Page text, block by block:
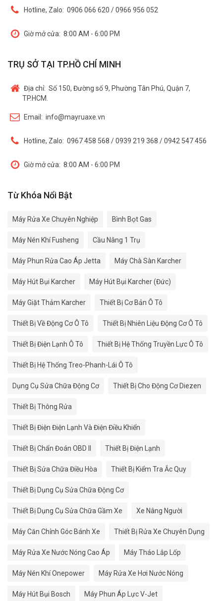
Hotline, Zalo: 0906 066 620 / 0966 956 052
Giờ mở cửa: 8:00 AM - 6:00 PM
TRỤ SỞ TẠI TP.HỒ CHÍ MINH
Địa chỉ: Số 150, Đường số 9, Phường Tân Phú, Quận 7,
TP.HCM.
Email: info@mayruaxe.vn
Hotline, Zalo: 0967 458 568 / 0939 219 368 / 0942 547 456
Giờ mở cửa: 8:00 AM - 6:00 PM
Từ Khóa Nổi Bật
Máy Rửa Xe Chuyên Nghiệp Bình Bọt Gas
Máy Nén Khí Fusheng Cầu Nâng 1 Trụ
Máy Phun Rửa Cao Áp Jetta Máy Chà Sàn Karcher
Máy Hút Bụi Karcher Máy Hút Bụi Karcher (Đức)
Máy Giặt Thảm Karcher Thiết Bị Cơ Bản Ô Tô
Thiết Bị Về Động Cơ Ô Tô Thiết Bị Nhiên Liệu Động Cơ Ô Tô
Thiết Bị Điện Lạnh Ô Tô Thiết Bị Hệ Thống Truyền Lực Ô Tô
Thiết Bị Hệ Thống Treo-Phanh-Lái Ô Tô
Dụng Cụ Sửa Chữa Động Cơ Thiết Bị Cho Động Cơ Diezen
Thiết Bị Thông Rửa
Thiết Bị Điện Điện Lạnh Và Điện Điều Khiển
Thiết Bị Chẩn Đoán OBD II Thiết Bị Điện Lạnh
Thiết Bị Sửa Chữa Điều Hòa Thiết Bị Kiểm Tra Ắc Quy
Thiết Bị Dụng Cụ Sửa Chữa Động Cơ
Thiết Bị Dụng Cụ Sửa Chữa Gầm Xe Xe Nâng Người
Máy Căn Chỉnh Góc Bánh Xe Thiết Bị Rửa Xe Chuyên Dụng
Máy Rửa Xe Nước Nóng Cao Áp Máy Tháo Lắp Lốp
Máy Nén Khí Onepower Máy Rửa Xe Hơi Nước Nóng
Máy Hút Bụi Bosch Máy Phun Áp Lực V-Jet